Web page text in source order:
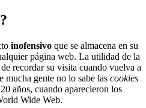
inofensivo que se almacena en su
página web. La utilidad de la
recordar su visita cuando vuelva a
mucha gente no lo sabe las cookies
años, cuando aparecieron los
Wide Web.